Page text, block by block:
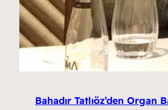
Bahadır Tatlıöz’den Organ